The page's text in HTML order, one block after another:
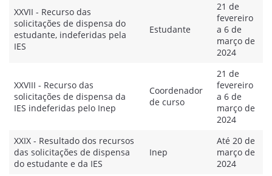
XXVII - Recurso das
solicitações de dispensa do
estudante, indeferidas pela
IES
Estudante
21 de
fevereiro
a 6 de
março de
2024
XXVIII - Recurso das
solicitações de dispensa da
IES indeferidas pelo Inep
Coordenador
de curso
21 de
fevereiro
a 6 de
março de
2024
XXIX - Resultado dos recursos
das solicitações de dispensa
do estudante e da IES
Inep
Até 20 de
março de
2024